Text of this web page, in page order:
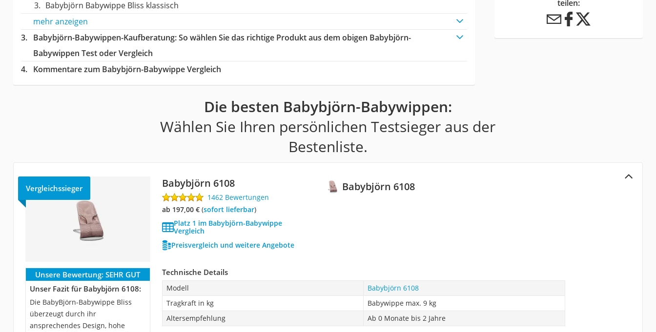
Babybjörn Babywippe Bliss klassisch
mehr anzeigen
Babybjörn-Babywippen-Kaufberatung: So wählen Sie das richtige Produkt aus dem obigen Babybjörn-
Babywippen Test oder Vergleich
Kommentare zum Babybjörn-Babywippe Vergleich
teilen:
Die besten Babybjörn-Babywippen:
Wählen Sie Ihren persönlichen Testsieger aus der
Bestenliste.
Babybjörn 6108
Vergleichssieger Babybjörn 6108
1462 Bewertungen
ab 197,00 €( Sofort lieferbar)
Platz 1 im Babybjörn-Babywippe
Vergleich
Preisvergleich und weitere Angebote
Unsere Bewertung: SEHR GUT
Unser Fazit für Babybjörn 6108:
Die BabyBjörn-Babywippe Bliss
überzeugt durch ihr
ansprechendes Design, hohe
Technische Details
Modell
Babybjörn 6108
Tragkraft in kg
Babywippe max. 9 kg
Altersempfehlung
Ab 0 Monate bis 2 Jahre